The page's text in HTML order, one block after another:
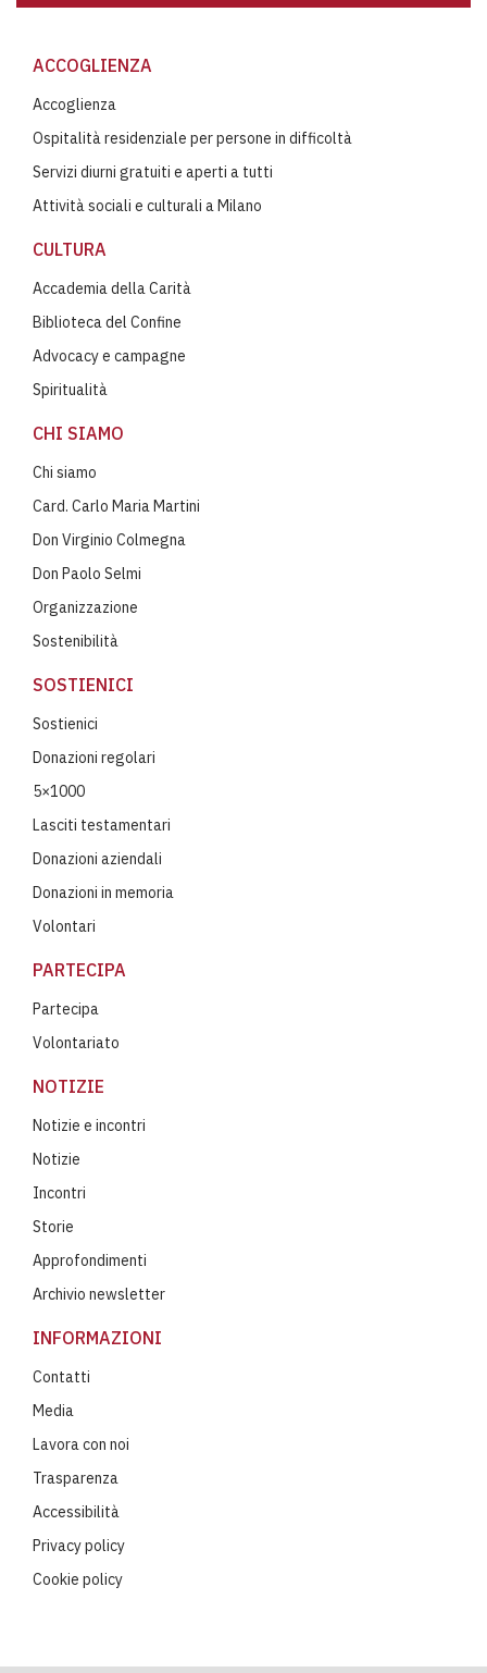
ACCOGLIENZA
Accoglienza
Ospitalità residenziale per persone in difficoltà
Servizi diurni gratuiti e aperti a tutti
Attività sociali e culturali a Milano
CULTURA
Accademia della Carità
Biblioteca del Confine
Advocacy e campagne
Spiritualità
CHI SIAMO
Chi siamo
Card. Carlo Maria Martini
Don Virginio Colmegna
Don Paolo Selmi
Organizzazione
Sostenibilità
SOSTIENICI
Sostienici
Donazioni regolari
5×1000
Lasciti testamentari
Donazioni aziendali
Donazioni in memoria
Volontari
PARTECIPA
Partecipa
Volontariato
NOTIZIE
Notizie e incontri
Notizie
Incontri
Storie
Approfondimenti
Archivio newsletter
INFORMAZIONI
Contatti
Media
Lavora con noi
Trasparenza
Accessibilità
Privacy policy
Cookie policy